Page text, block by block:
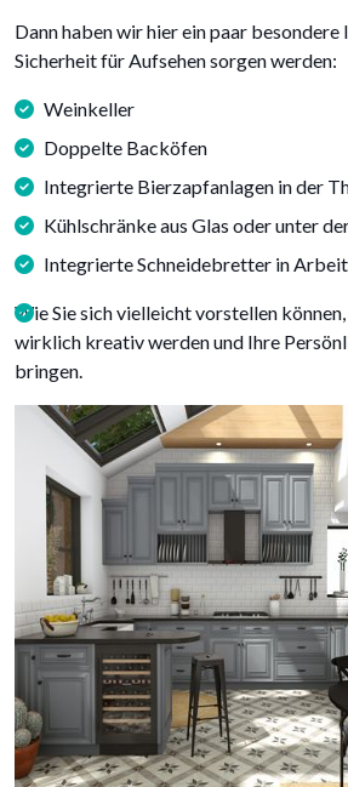
Dann haben wir hier ein paar besondere
Sicherheit für Aufsehen sorgen werden:
Weinkeller
Doppelte Backöfen
Integrierte Bierzapfanlagen in der
Kühlschränke aus Glas oder unter
Integrierte Schneidebretter in
Wie Sie sich vielleicht vorstellen
wirklich kreativ werden und Ihre
bringen.